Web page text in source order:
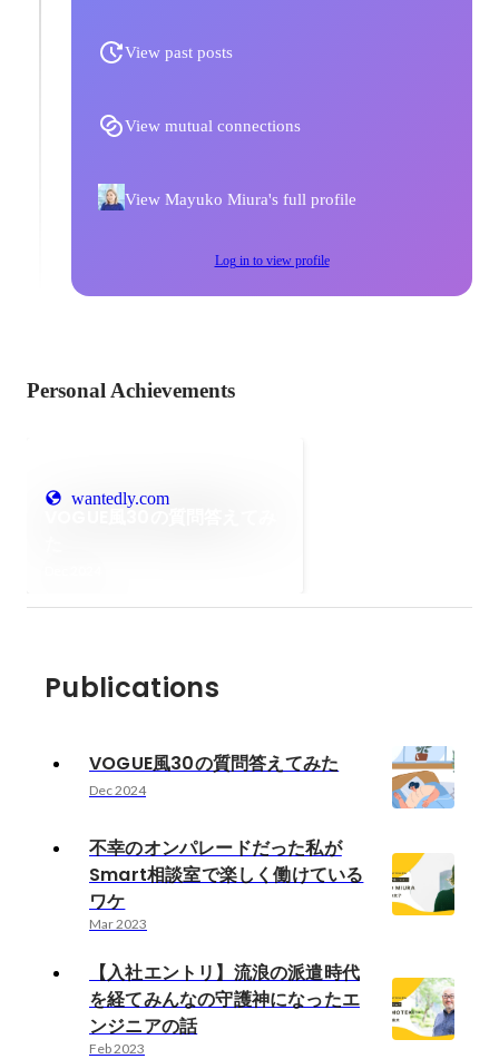
View past posts
View mutual connections
View Mayuko Miura's full profile
Log in to view profile
Personal Achievements
wantedly.com
Publications
VOGUE風30の質問答えてみた
Dec 2024
不幸のオンパレードだった私が
Smart相談室で楽しく働けている
ワケ
Mar 2023
【入社エントリ】流浪の派遣時代
を経てみんなの守護神になったエ
ンジニアの話
Feb 2023